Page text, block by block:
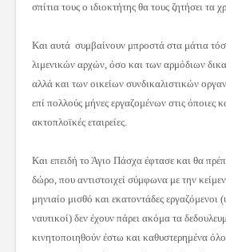
σπίτια τους ο ιδιοκτήτης θα τους ζητήσει τα
Και αυτά συμβαίνουν μπροστά στα μάτια
λιμενικών αρχών, όσο και των αρμόδιων
αλλά και των οικείων συνδικαλιστικών
επί πολλούς μήνες εργαζομένων στις όποιες
ακτοπλοϊκές εταιρείες.
Και επειδή το Άγιο Πάσχα έφτασε και θα
δώρο, που αντιστοιχεί σύμφωνα με την
μηνιαίο μισθό και εκατοντάδες εργαζόμενοι
ναυτικοί) δεν έχουν πάρει ακόμα τα
κινητοποιηθούν έστω και καθυστερημένα